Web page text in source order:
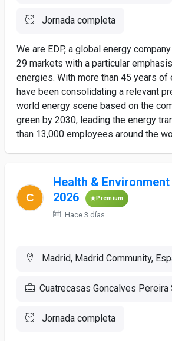
Jornada completa
We are EDP, a global energy
29 markets with a particular
energies. With more than 45 years of
have been consolidating a relevant
world energy scene based on the
green by 2030, leading the energy
than 13,000 employees around the
Health &
2026
Premium
Hace 3 días
Madrid, Madrid Community,
Cuatrecasas Goncalves Pereira
Jornada completa